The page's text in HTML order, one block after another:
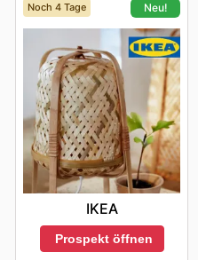
Noch 4 Tage Neu!
IKEA
Prospekt öffnen